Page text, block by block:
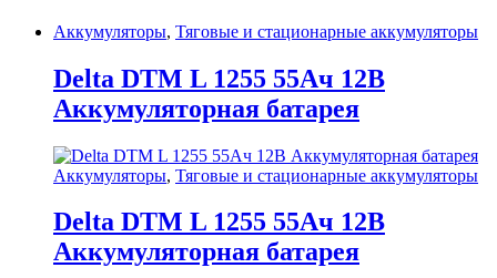
Аккумуляторы, Тяговые и стационарные аккумуляторы
Delta DTM L 1255 55Ач 12В
Аккумуляторная батарея
Аккумуляторы, Тяговые и стационарные аккумуляторы
Delta DTM L 1255 55Ач 12В
Аккумуляторная батарея